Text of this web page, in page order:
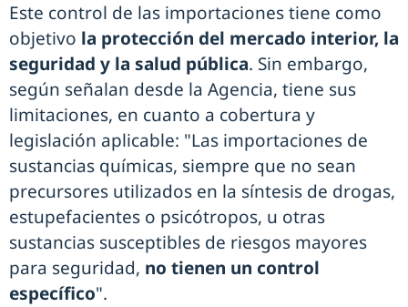
Este control de las importaciones tiene como
objetivo la protección del mercado interior, la
seguridad y la salud pública. Sin embargo,
según señalan desde la Agencia, tiene sus
limitaciones, en cuanto a cobertura y
legislación aplicable: "Las importaciones de
sustancias químicas, siempre que no sean
precursores utilizados en la síntesis de drogas,
estupefacientes o psicótropos, u otras
sustancias susceptibles de riesgos mayores
para seguridad, no tienen un control
específico".